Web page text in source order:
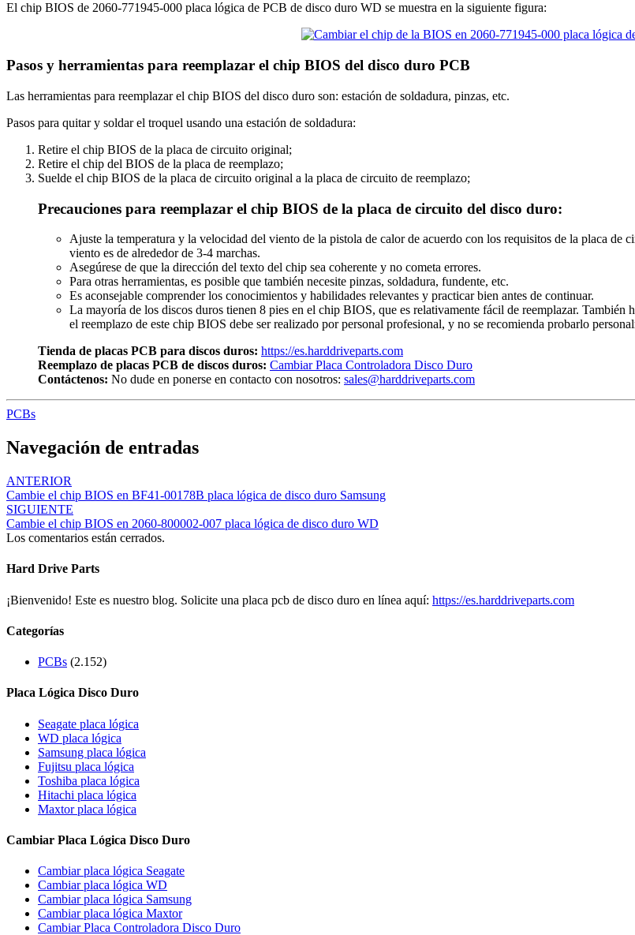
El chip BIOS de 2060-771945-000 placa lógica de PCB de disco duro WD se muestra en la siguiente figura:
Pasos y herramientas para reemplazar el chip BIOS del disco duro PCB
Las herramientas para reemplazar el chip BIOS del disco duro son: estación de soldadura, pinzas, etc.
Pasos para quitar y soldar el troquel usando una estación de soldadura:
Retire el chip BIOS de la placa de circuito original;
Retire el chip del BIOS de la placa de reemplazo;
Suelde el chip BIOS de la placa de circuito original a la placa de circuito de reemplazo;
Precauciones para reemplazar el chip BIOS de la placa de circuito del disco duro:
Ajuste la temperatura y la velocidad del viento de la pistola de calor de acuerdo con los requisitos de la placa
viento es de alrededor de 3-4 marchas.
Asegúrese de que la dirección del texto del chip sea coherente y no cometa errores.
Para otras herramientas, es posible que también necesite pinzas, soldadura, fundente, etc.
Es aconsejable comprender los conocimientos y habilidades relevantes y practicar bien antes de continuar.
La mayoría de los discos duros tienen 8 pies en el chip BIOS, que es relativamente fácil de reemplazar.
el reemplazo de este chip BIOS debe ser realizado por personal profesional, y no se recomienda probarlo
Tienda de placas PCB para discos duros: https://es.harddriveparts.com
Reemplazo de placas PCB de discos duros: Cambiar Placa Controladora Disco Duro
Contáctenos: No dude en ponerse en contacto con nosotros: sales@harddriveparts.com
PCBs
Navegación de entradas
ANTERIOR
Cambie el chip BIOS en BF41-00178B placa lógica de disco duro Samsung
SIGUIENTE
Cambie el chip BIOS en 2060-800002-007 placa lógica de disco duro WD
Los comentarios están cerrados.
Hard Drive Parts
¡Bienvenido! Este es nuestro blog. Solicite una placa pcb de disco duro en línea aquí: https://es.harddriveparts.com
Categorías
PCBs (2.152)
Placa Lógica Disco Duro
Seagate placa lógica
WD placa lógica
Samsung placa lógica
Fujitsu placa lógica
Toshiba placa lógica
Hitachi placa lógica
Maxtor placa lógica
Cambiar Placa Lógica Disco Duro
Cambiar placa lógica Seagate
Cambiar placa lógica WD
Cambiar placa lógica Samsung
Cambiar placa lógica Maxtor
Cambiar Placa Controladora Disco Duro